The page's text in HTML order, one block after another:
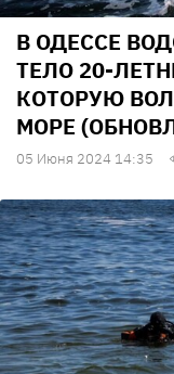
В ОДЕССЕ
ТЕЛО 20-
КОТОРУЮ
МОРЕ
05 Июня 2024 14:35